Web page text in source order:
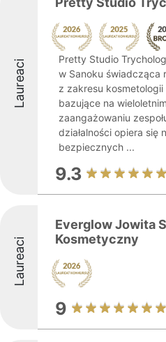
Laureaci
Pretty Studio
w Sanoku świadcząca
z zakresu
bazujące na
zaangażowaniu
działalności opiera się
bezpiecznych ...
9.3
Laureaci
Everglow Jowita
Kosmetyczny
9